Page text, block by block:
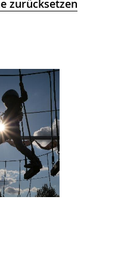
zurücksetzen